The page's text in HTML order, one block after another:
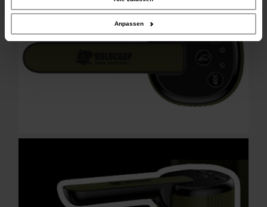
Daten zusammen, die Sie ihnen bereitgestellt haben oder die sie im Rahmen
Ihrer Nutzung der Dienste gesammelt haben.
Anpassen